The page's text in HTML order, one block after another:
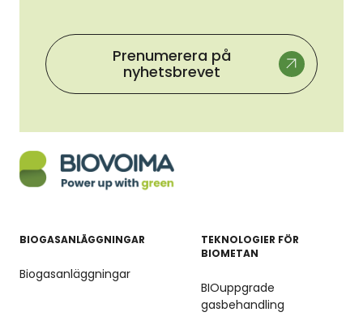
Prenumerera på
nyhetsbrevet
BIOGASANLÄGGNINGAR
Biogasanläggningar
TEKNOLOGIER FÖR
BIOMETAN
BIOuppgrade
gasbehandling